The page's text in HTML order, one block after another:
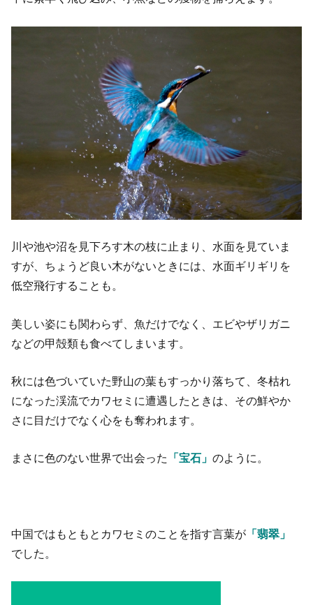
川や池や沼を見下ろす木の枝に止まり、水面を見ていま
すが、ちょうど良い木がないときには、水面ギリギリを
低空飛行することも。
美しい姿にも関わらず、魚だけでなく、エビやザリガニ
などの甲殻類も食べてしまいます。
秋には色づいていた野山の葉もすっかり落ちて、冬枯れ
になった渓流でカワセミに遭遇したときは、その鮮やか
さに目だけでなく心をも奪われます。
まさに色のない世界で出会った 「宝石」のように。
中国ではもともとカワセミのことを指す言葉が 「翡翠」
でした。